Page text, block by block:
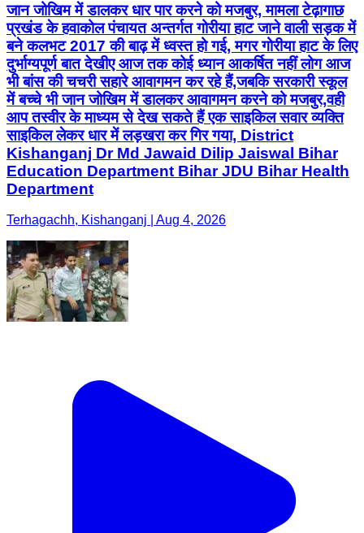
जान जोखिम में डालकर धार पार करने को मजबुर, मामला टेढ़ागाछ
प्रखंड के हवाकोल पंचायत अन्तर्गत गोरीया हाट जाने वाली सड़क में
बने कलभट 2017 की बाढ़ में ध्वस्त हो गई, मगर गोरीया हाट के लिए
दुर्भाग्यपूर्ण बात देखीए आज तक कोई ध्यान आकर्षित नहीं लोग आज
भी बांस की चचरी सहारे आवागमन कर रहे हैं,जबकि सरकारी स्कूल
में बच्चे भी जान जोखिम में डालकर आवागमन करने को मजबुर,वही
आप तस्वीर के माध्यम से देख सकते हैं एक साइकिल सवार व्यक्ति
साइकिल लेकर धार में लड़खरा कर गिर गया, District
Kishanganj Dr Md Jawaid Dilip Jaiswal Bihar
Education Department Bihar JDU Bihar Health
Department
Terhagachh, Kishanganj | Aug 4, 2026